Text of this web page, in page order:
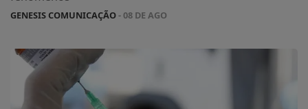
GENESIS COMUNICAÇÃO- 08 DE AGO